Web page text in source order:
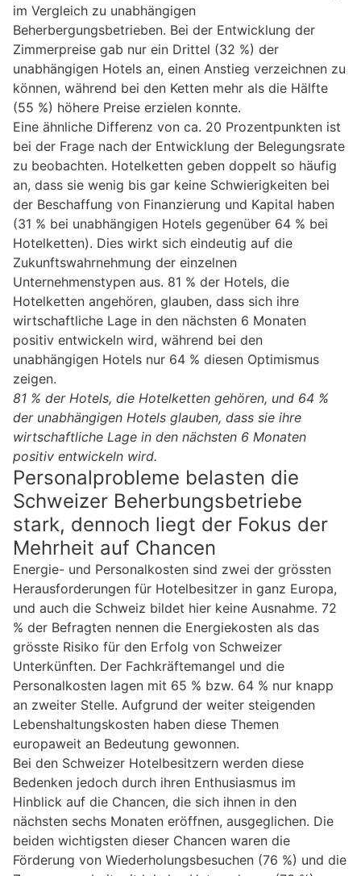
im Vergleich zu unabhängigen
Beherbergungsbetrieben. Bei der Entwicklung der
Zimmerpreise gab nur ein Drittel (32 %) der
unabhängigen Hotels an, einen Anstieg verzeichnen zu
können, während bei den Ketten mehr als die Hälfte
(55 %) höhere Preise erzielen konnte.
Eine ähnliche Differenz von ca. 20 Prozentpunkten ist
bei der Frage nach der Entwicklung der Belegungsrate
zu beobachten. Hotelketten geben doppelt so häufig
an, dass sie wenig bis gar keine Schwierigkeiten bei
der Beschaffung von Finanzierung und Kapital haben
(31 % bei unabhängigen Hotels gegenüber 64 % bei
Hotelketten). Dies wirkt sich eindeutig auf die
Zukunftswahrnehmung der einzelnen
Unternehmenstypen aus. 81 % der Hotels, die
Hotelketten angehören, glauben, dass sich ihre
wirtschaftliche Lage in den nächsten 6 Monaten
positiv entwickeln wird, während bei den
unabhängigen Hotels nur 64 % diesen Optimismus
zeigen.
81 % der Hotels, die Hotelketten gehören, und 64 %
der unabhängigen Hotels glauben, dass sie ihre
wirtschaftliche Lage in den nächsten 6 Monaten
positiv entwickeln wird.
Personalprobleme belasten die
Schweizer Beherbungsbetriebe
stark, dennoch liegt der Fokus der
Mehrheit auf Chancen
Energie- und Personalkosten sind zwei der grössten
Herausforderungen für Hotelbesitzer in ganz Europa,
und auch die Schweiz bildet hier keine Ausnahme. 72
% der Befragten nennen die Energiekosten als das
grösste Risiko für den Erfolg von Schweizer
Unterkünften. Der Fachkräftemangel und die
Personalkosten lagen mit 65 % bzw. 64 % nur knapp
an zweiter Stelle. Aufgrund der weiter steigenden
Lebenshaltungskosten haben diese Themen
europaweit an Bedeutung gewonnen.
Bei den Schweizer Hotelbesitzern werden diese
Bedenken jedoch durch ihren Enthusiasmus im
Hinblick auf die Chancen, die sich ihnen in den
nächsten sechs Monaten eröffnen, ausgeglichen. Die
beiden wichtigsten dieser Chancen waren die
Förderung von Wiederholungsbesuchen (76 %) und die